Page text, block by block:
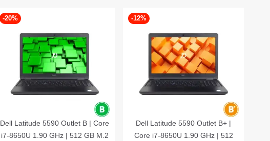
-20%
Dell Latitude 5590 Outlet B | Core
i7-8650U 1.90 GHz | 512 GB M.2
-12%
Dell Latitude 5590 Outlet B+ |
Core i7-8650U 1.90 GHz | 512